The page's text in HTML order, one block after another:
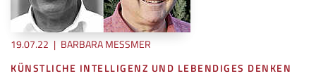
19.07.22 | BARBARA MESSMER
KÜNSTLICHE INTELLIGENZ UND LEBENDIGES DENKEN